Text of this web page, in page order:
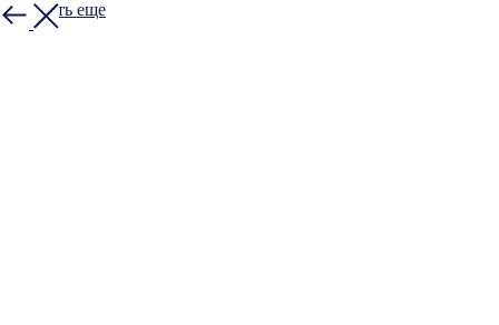
Смотреть еще